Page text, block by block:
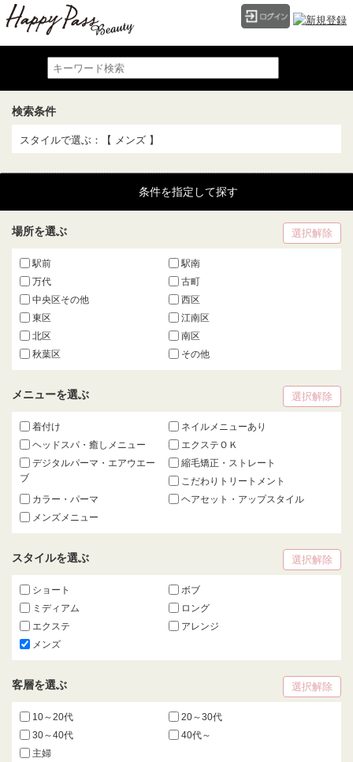
検索条件
スタイルで選ぶ：【 メンズ 】
条件を指定して探す
場所を選ぶ 選択解除
駅前
駅南
万代
古町
中央区その他
西区
東区
江南区
北区
南区
秋葉区
その他
メニューを選ぶ 選択解除
着付け
ネイルメニューあり
ヘッドスパ・癒しメニュー
エクステＯＫ
デジタルパーマ・エアウエー
ブ
縮毛矯正・ストレート
こだわりトリートメント
カラー・パーマ
ヘアセット・アップスタイル
メンズメニュー
スタイルを選ぶ 選択解除
ショート
ボブ
ミディアム
ロング
エクステ
アレンジ
メンズ
客層を選ぶ 選択解除
10～20代
20～30代
30～40代
40代～
主婦